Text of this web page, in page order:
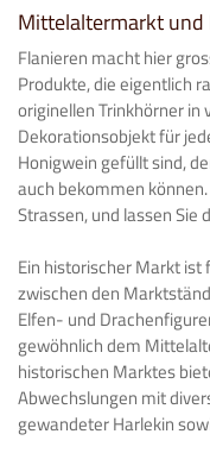
Mittelaltermarkt und
Flanieren macht hier
Produkte, die eigentlich
originellen Trinkhörner in
Dekorationsobjekt für
Honigwein gefüllt sind,
auch bekommen
Strassen, und lassen Sie
Ein historischer Markt ist
zwischen den
Elfen- und
gewöhnlich dem
historischen Marktes
Abwechslungen mit
gewandeter Harlekin